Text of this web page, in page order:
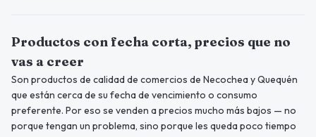
Productos con fecha corta, precios que no
vas a creer
Son productos de calidad de comercios de Necochea y Quequén
que están cerca de su fecha de vencimiento o consumo
preferente. Por eso se venden a precios mucho más bajos — no
porque tengan un problema, sino porque les queda poco tiempo